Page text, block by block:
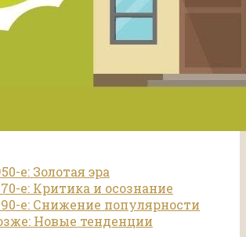
е: Золотая эра
е: Критика и осознание
е: Снижение популярности
Новые тенденции